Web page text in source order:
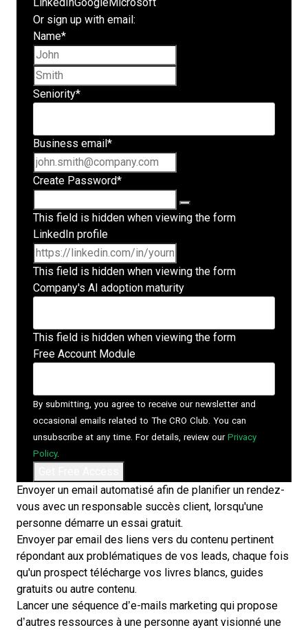
LinkedInGoogleMicrosoft
Or sign up with email:
Name*
Seniority*
Business email *
Create Password*
This field is hidden when viewing the form
LinkedIn profile
This field is hidden when viewing the form
Company's AI adoption maturity
This field is hidden when viewing the form
Free Account Module
By submitting, you agree to receive our newsletter and
occasional emails related to The CRO Club. You can
unsubscribe at any time. For details, review our Privacy
Policy.
Envoyer un email automatisé afin de planifier un rendez-
vous avec un responsable succès client, lorsqu'une
personne démarre un essai gratuit.
Envoyer par email des liens vers du contenu pertinent
répondant aux problématiques de vos leads, chaque fois
qu'un prospect télécharge vos livres blancs, guides
gratuits ou autre contenu.
Lancer une séquence d’e-mails marketing qui propose
d’autres ressources à une personne ayant visionné une